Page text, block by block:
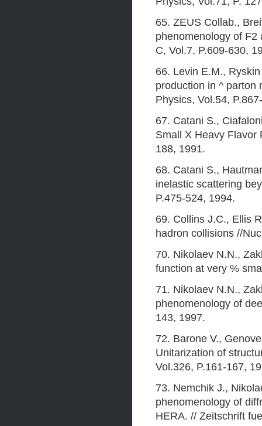
65. ZEUS Collab.,
phenomenology of
C, Vol.7, P.609-630,
66. Levin E.M.,
production in ^ parton
Physics, Vol.54,
67. Catani S.,
Small X Heavy Flavor
188, 1991.
68. Catani S.,
inelastic scattering
P.475-524, 1994.
69. Collins J.C., Ellis
hadron collisions //
70. Nikolaev N.N.,
function at very %
71. Nikolaev N.N.,
phenomenology of
143, 1997.
72. Barone V.,
Unitarization of
Vol.326, P.161-167,
73. Nemchik J.,
phenomenology of
HERA. // Zeitschrift